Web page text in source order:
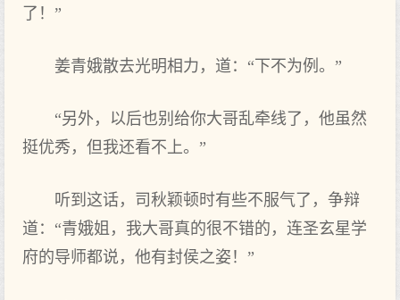
了！”
姜青娥散去光明相力，道：“下不为例。”
“另外，以后也别给你大哥乱牵线了，他虽然
挺优秀，但我还看不上。”
听到这话，司秋颖顿时有些不服气了，争辩
道：“青娥姐，我大哥真的很不错的，连圣玄星学
府的导师都说，他有封侯之姿！”